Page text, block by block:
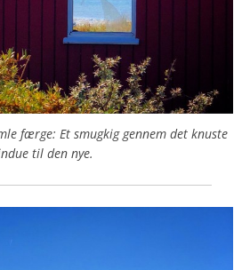
færge: Et smugkig gennem det knuste
til den nye.